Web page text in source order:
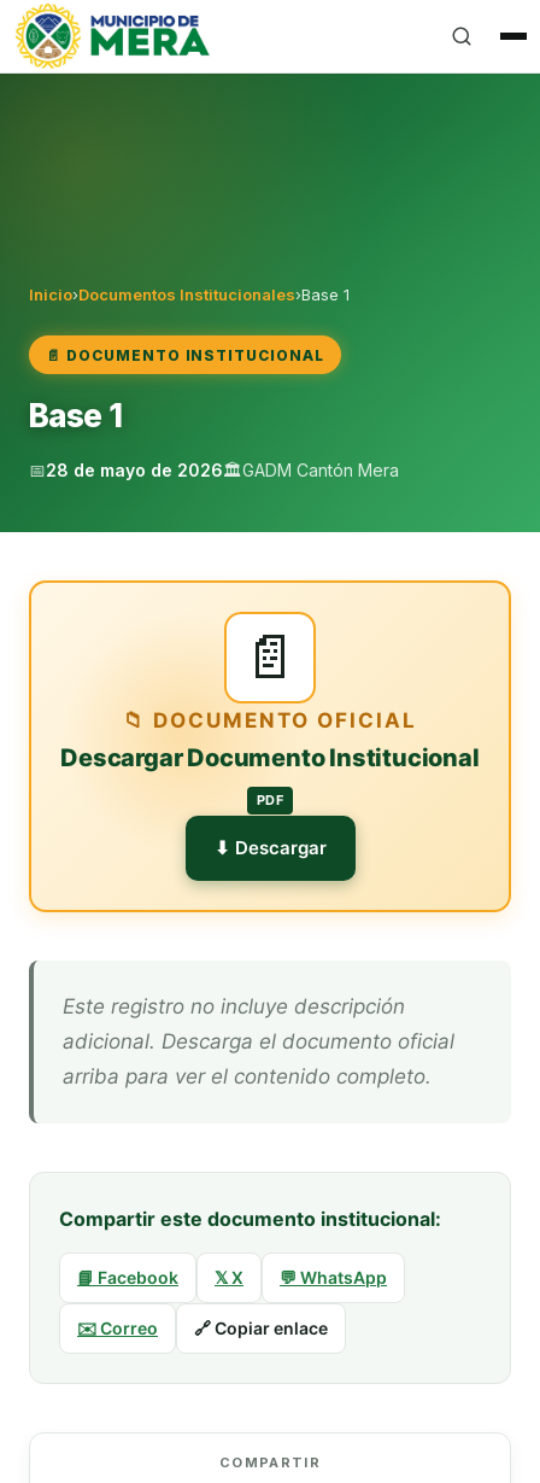
Gobierno Autónomo Descentralizado Municipal del
Inicio›Documentos Institucionales›Base 1
📄 DOCUMENTO INSTITUCIONAL
Base 1
📅28 de mayo de 2026🏛️GADM Cantón Mera
📄
📁 DOCUMENTO OFICIAL
Descargar Documento Institucional
PDF
⬇ Descargar
Este registro no incluye descripción
adicional. Descarga el documento oficial
arriba para ver el contenido completo.
Compartir este documento institucional:
📘 Facebook 𝕏 X 💬 WhatsApp
✉️ Correo 🔗 Copiar enlace
COMPARTIR